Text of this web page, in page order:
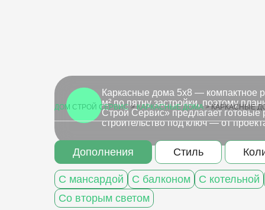
Каркасные дома 5х8 — компактное
м² по пятну застройки, поэтому
Строй Сервис» предлагает
строительство под ключ — от
ДОМ СТРОЙ СЕРВИС >КАРКАСНЫЕ ДОМА>КАРКАСНЫЕ
Дополнения Стиль
С мансардой С балконом С котельной
Со вторым светом